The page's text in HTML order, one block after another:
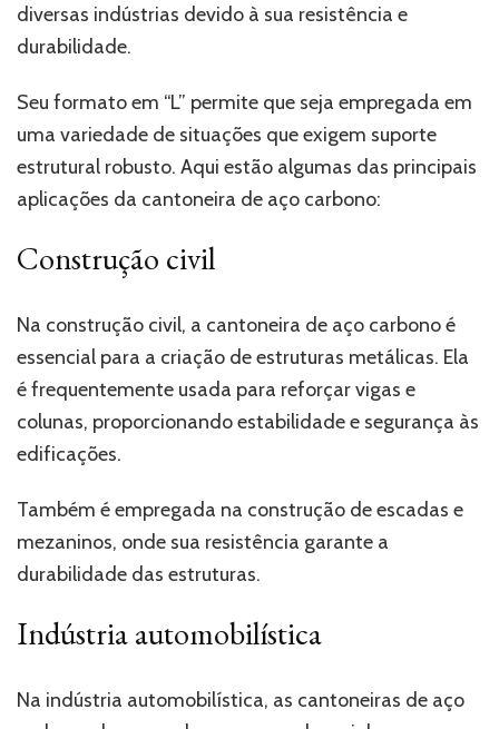
diversas indústrias devido à sua resistência e
durabilidade.
Seu formato em “L” permite que seja empregada em
uma variedade de situações que exigem suporte
estrutural robusto. Aqui estão algumas das principais
aplicações da cantoneira de aço carbono:
Construção civil
Na construção civil, a cantoneira de aço carbono é
essencial para a criação de estruturas metálicas. Ela
é frequentemente usada para reforçar vigas e
colunas, proporcionando estabilidade e segurança às
edificações.
Também é empregada na construção de escadas e
mezaninos, onde sua resistência garante a
durabilidade das estruturas.
Indústria automobilística
Na indústria automobilística, as cantoneiras de aço